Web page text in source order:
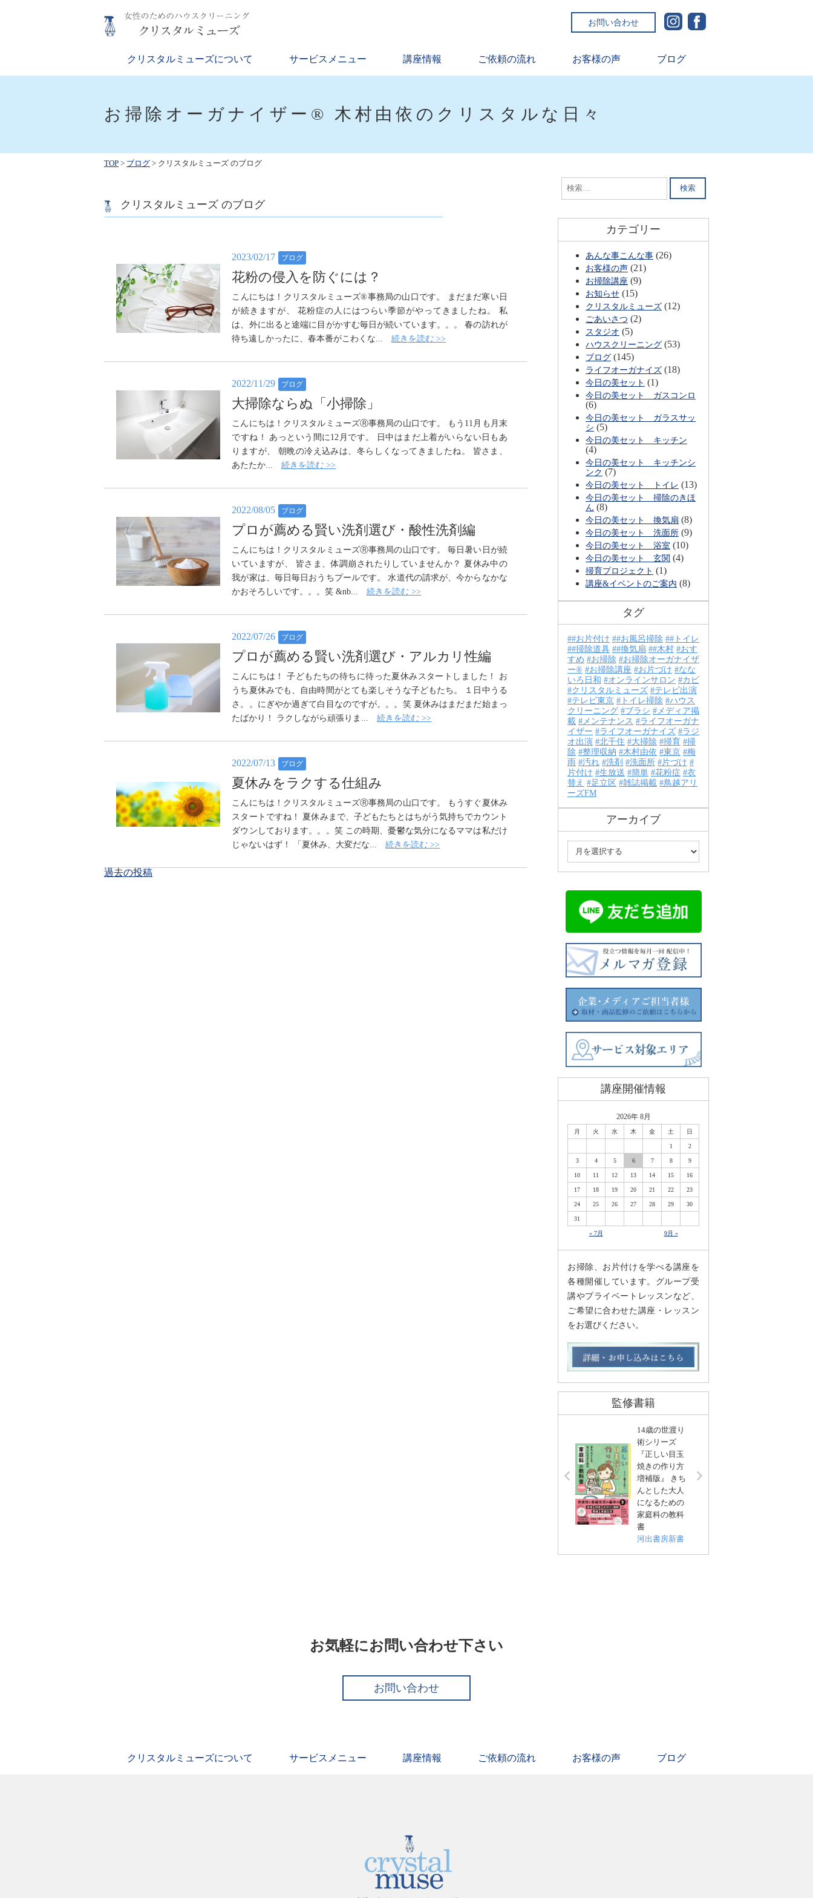
お問い合わせ
クリスタルミューズについて サービスメニュー 講座情報 ご依頼の流れ お客様の声 ブログ
お掃除オーガナイザー® 木村由依のクリスタルな日々
TOP > ブログ > クリスタルミューズ のブログ
クリスタルミューズ のブログ
2023/02/17 ブログ
花粉の侵入を防ぐには？
こんにちは！クリスタルミューズ®️事務局の山口です。 まだまだ寒い日
が続きますが、 花粉症の人にはつらい季節がやってきましたね。 私
は、外に出ると途端に目がかすむ毎日が続いています。。。 春の訪れが
待ち遠しかったに、春本番がこわくな...続きを読む >>
2022/11/29 ブログ
大掃除ならぬ「小掃除」
こんにちは！クリスタルミューズⓇ事務局の山口です。 もう11月も月末
ですね！ あっという間に12月です。 日中はまだ上着がいらない日もあ
りますが、 朝晩の冷え込みは、冬らしくなってきましたね。 皆さま、
あたたか...続きを読む >>
2022/08/05 ブログ
プロが薦める賢い洗剤選び・酸性洗剤編
こんにちは！クリスタルミューズⓇ事務局の山口です。 毎日暑い日が続
いていますが、 皆さま、体調崩されたりしていませんか？ 夏休み中の
我が家は、毎日毎日おうちプールです。 水道代の請求が、今からなかな
かおそろしいです。。。笑 &nb...続きを読む >>
2022/07/26 ブログ
プロが薦める賢い洗剤選び・アルカリ性編
こんにちは！ 子どもたちの待ちに待った夏休みスタートしました！ お
うち夏休みでも、自由時間がとても楽しそうな子どもたち。 １日中うる
さ。。にぎやか過ぎて白目なのですが。。。笑 夏休みはまだまだ始まっ
たばかり！ ラクしながら頑張りま...続きを読む >>
2022/07/13 ブログ
夏休みをラクする仕組み
こんにちは！クリスタルミューズⓇ事務局の山口です。 もうすぐ夏休み
スタートですね！ 夏休みまで、子どもたちとはちがう気持ちでカウント
ダウンしております。。。笑 この時期、憂鬱な気分になるママは私だけ
じゃないはず！ 「夏休み、大変だな...続きを読む >>
投
過去の投稿
検
索:
カテゴリー
あんな事こんな事 (26)
お客様の声 (21)
お掃除講座 (9)
お知らせ (15)
クリスタルミューズ (12)
ごあいさつ (2)
スタジオ (5)
ハウスクリーニング (53)
ブログ (145)
ライフオーガナイズ (18)
今日の美セット (1)
今日の美セット ガスコンロ
(6)
今日の美セット ガラスサッ
シ (5)
今日の美セット キッチン
(4)
今日の美セット キッチンシ
ンク (7)
今日の美セット トイレ (13)
今日の美セット 掃除のきほ
ん (8)
今日の美セット 換気扇 (8)
今日の美セット 洗面所 (9)
今日の美セット 浴室 (10)
今日の美セット 玄関 (4)
掃育プロジェクト (1)
講座&イベントのご案内 (8)
タグ
#お片付け #お風呂掃除
#トイレ
#掃除道具
#換気扇 #木村
おす
すめ
お掃除
お掃除オーガナイザ
ー®
お掃除講座 お片づけ
なな
いろ日和
オンラインサロン
カビ
クリスタルミューズ
テレビ出演
テレビ東京
トイレ掃除
ハウス
クリーニング
ブラシ
メディア掲
載
メンテナンス
ライフオーガナ
イザー
ライフオーガナイズ
ラジ
オ出演
北千住 大掃除 掃育
掃
除
整理収納 木村由依 東京
梅
雨
汚れ 洗剤 洗面所
片づけ
片付け
生放送 簡単 花粉症
衣
替え
足立区 雑誌掲載
鳥越アリ
ーズFM
アーカイブ
講座開催情報
2026年 8月
月 火 水 木 金 土 日
1 2
3 4 5 6 7 8 9
10 11 12 13 14 15 16
17 18 19 20 21 22 23
24 25 26 27 28 29 30
31
« 7月 9月 »
お掃除、お片付けを学べる講座を
各種開催しています。グループ受
講やプライベートレッスンなど、
ご希望に合わせた講座・レッスン
をお選びください。
監修書籍
14歳の世渡り
術シリーズ
『正しい目玉
焼きの作り方
増補版』 きち
んとした大人
になるための
家庭科の教科
書
河出書房新書
お気軽にお問い合わせ下さい
お問い合わせ
クリスタルミューズについて サービスメニュー 講座情報 ご依頼の流れ お客様の声 ブログ